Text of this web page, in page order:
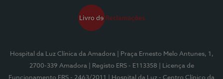
Hospital da Luz Clínica da Amadora
| Praça Ernesto Melo Antunes, 1,
2700-339 Amadora
| Registo ERS - E113358
| Licença de